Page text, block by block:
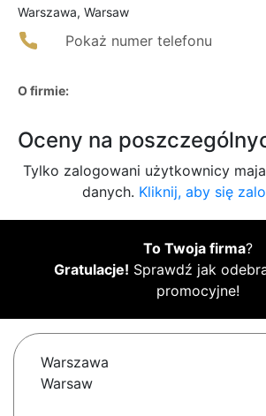
Warszawa, Warsaw
Pokaż numer telefonu
O firmie:
Oceny na
Tylko zalogowani użytkownicy
danych. Kliknij, aby się
To Twoja firma?
Gratulacje! Sprawdź jak
promocyjne!
Warszawa
Warsaw